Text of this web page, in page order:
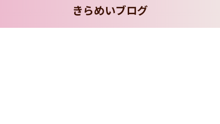
きらめいブログ